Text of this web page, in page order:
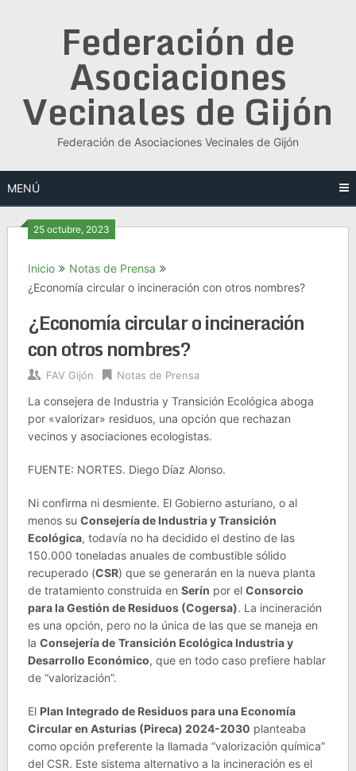
Federación de
Asociaciones
Vecinales de Gijón
Federación de Asociaciones Vecinales de Gijón
MENÚ
25 octubre, 2023
Inicio
Notas de Prensa
¿Economía circular o incineración con otros nombres?
¿Economía circular o incineración
con otros nombres?
FAV Gijón Notas de Prensa
La consejera de Industria y Transición Ecológica aboga
por «valorizar» residuos, una opción que rechazan
vecinos y asociaciones ecologistas.
FUENTE: NORTES. Diego Díaz Alonso.
Ni confirma ni desmiente. El Gobierno asturiano, o al
menos su Consejería de Industria y Transición
Ecológica, todavía no ha decidido el destino de las
150.000 toneladas anuales de combustible sólido
recuperado (CSR) que se generarán en la nueva planta
de tratamiento construida en Serín por el Consorcio
para la Gestión de Residuos (Cogersa). La incineración
es una opción, pero no la única de las que se maneja en
la Consejería de Transición Ecológica Industria y
Desarrollo Económico, que en todo caso prefiere hablar
de “valorización”.
El Plan Integrado de Residuos para una Economía
Circular en Asturias (Pireca) 2024-2030 planteaba
como opción preferente la llamada “valorización química”
del CSR. Este sistema alternativo a la incineración es el